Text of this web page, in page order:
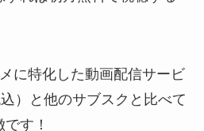
に特化した動画配信サービ
）と他のサブスクと比べて
す！